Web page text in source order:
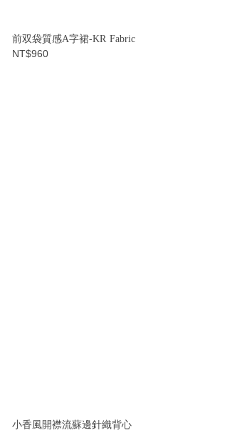
前双袋質感A字裙-KR Fabric
NT$960
小香風開襟流蘇邊針織背心